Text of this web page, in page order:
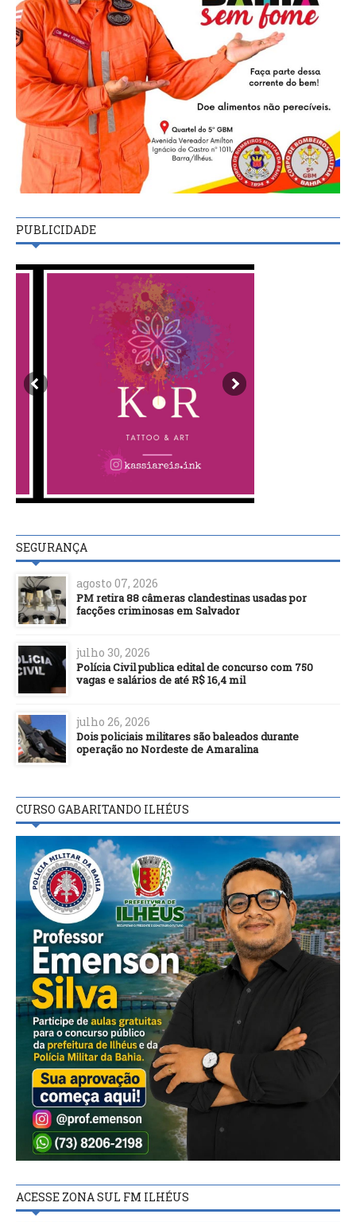
PUBLICIDADE
SEGURANÇA
agosto 07, 2026
PM retira 88 câmeras clandestinas usadas por
facções criminosas em Salvador
julho 30, 2026
Polícia Civil publica edital de concurso com 750
vagas e salários de até R$ 16,4 mil
julho 26, 2026
Dois policiais militares são baleados durante
operação no Nordeste de Amaralina
CURSO GABARITANDO ILHÉUS
ACESSE ZONA SUL FM ILHÉUS